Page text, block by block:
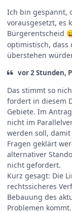
Ich bin gespannt,
vorausgesetzt, es
Bürgerentscheid
optimistisch, dass
überstehen
vor 2 Stunden,
Das stimmt so
fordert in diesem
Gebiete. Im
nicht im
werden soll,
Fragen geklärt
alternativer
nicht gefordert.
Kurz gesagt: Die
rechtssicheres
Bebauung des
Problemen kommt.